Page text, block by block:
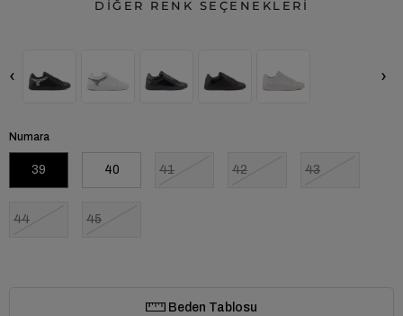
DİĞER RENK SEÇENEKLERİ
‹ ›
Numara
39 40 41 42 43
44 45
Beden Tablosu